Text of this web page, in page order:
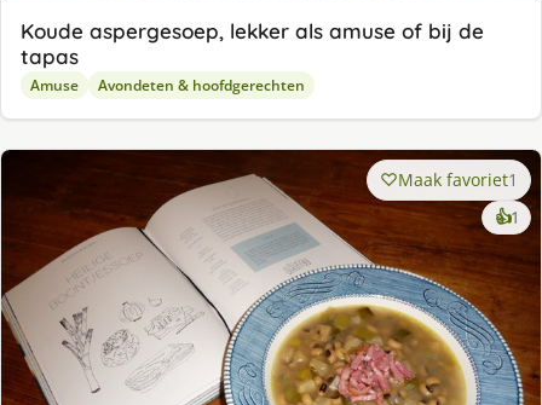
Koude aspergesoep, lekker als amuse of bij de
tapas
Amuse Avondeten & hoofdgerechten
Maak favoriet1
👍1